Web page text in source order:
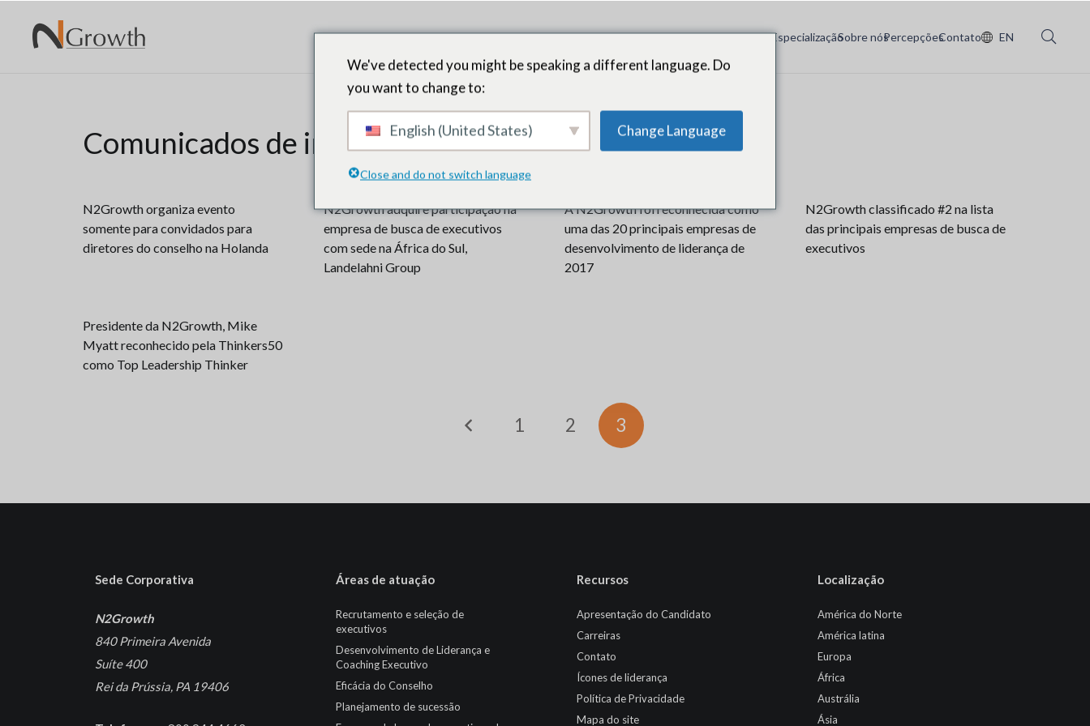
ServiçosEspecializaçãoSobre nósPercepçõesContato EN
Comunicados de imprensa
N2Growth organiza evento
somente para convidados para
diretores do conselho na Holanda
N2Growth adquire participação na
empresa de busca de executivos
com sede na África do Sul,
Landelahni Group
A N2Growth foi reconhecida como
uma das 20 principais empresas de
desenvolvimento de liderança de
2017
N2Growth classificado #2 na lista
das principais empresas de busca de
executivos
Presidente da N2Growth, Mike
Myatt reconhecido pela Thinkers50
como Top Leadership Thinker
1 2 3
Sede Corporativa
N2Growth
840 Primeira Avenida
Suíte 400
Rei da Prússia, PA 19406
Áreas de atuação
Recrutamento e seleção de
executivos
Desenvolvimento de Liderança e
Coaching Executivo
Eficácia do Conselho
Planejamento de sucessão
Recursos
Apresentação do Candidato
Carreiras
Contato
Ícones de liderança
Política de Privacidade
Mapa do site
Localização
América do Norte
América latina
Europa
África
Austrália
Ásia
We've detected you might be speaking a different language. Do
you want to change to:
English (United States) Change Language
Close and do not switch language